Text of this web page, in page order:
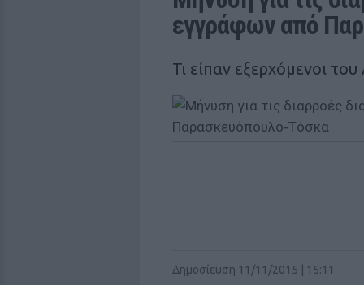
εγγράφων από
Τι είπαν εξερχόμενοι
Δημοσίευση 11/11/2015 | 15:11